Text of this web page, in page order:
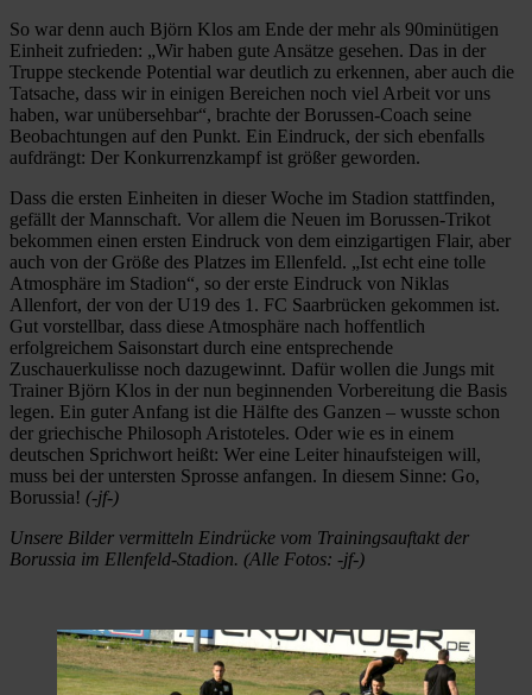
So war denn auch Björn Klos am Ende der mehr als 90minütigen
Einheit zufrieden: „Wir haben gute Ansätze gesehen. Das in der
Truppe steckende Potential war deutlich zu erkennen, aber auch die
Tatsache, dass wir in einigen Bereichen noch viel Arbeit vor uns
haben, war unübersehbar“, brachte der Borussen-Coach seine
Beobachtungen auf den Punkt. Ein Eindruck, der sich ebenfalls
aufdrängt: Der Konkurrenzkampf ist größer geworden.
Dass die ersten Einheiten in dieser Woche im Stadion stattfinden,
gefällt der Mannschaft. Vor allem die Neuen im Borussen-Trikot
bekommen einen ersten Eindruck von dem einzigartigen Flair, aber
auch von der Größe des Platzes im Ellenfeld. „Ist echt eine tolle
Atmosphäre im Stadion“, so der erste Eindruck von Niklas
Allenfort, der von der U19 des 1. FC Saarbrücken gekommen ist.
Gut vorstellbar, dass diese Atmosphäre nach hoffentlich
erfolgreichem Saisonstart durch eine entsprechende
Zuschauerkulisse noch dazugewinnt. Dafür wollen die Jungs mit
Trainer Björn Klos in der nun beginnenden Vorbereitung die Basis
legen. Ein guter Anfang ist die Hälfte des Ganzen – wusste schon
der griechische Philosoph Aristoteles. Oder wie es in einem
deutschen Sprichwort heißt: Wer eine Leiter hinaufsteigen will,
muss bei der untersten Sprosse anfangen. In diesem Sinne: Go,
Borussia! (-jf-)
Unsere Bilder vermitteln Eindrücke vom Trainingsauftakt der
Borussia im Ellenfeld-Stadion. (Alle Fotos: -jf-)